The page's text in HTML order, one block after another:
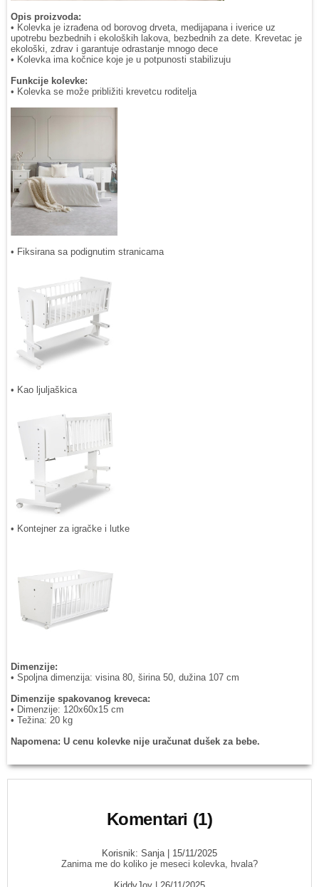
Opis proizvoda:
• Kolevka je izrađena od borovog drveta, medijapana i iverice uz
upotrebu bezbednih i ekoloških lakova, bezbednih za dete. Krevetac je
ekološki, zdrav i garantuje odrastanje mnogo dece
• Kolevka ima kočnice koje je u potpunosti stabilizuju
Funkcije kolevke:
• Kolevka se može približiti krevetcu roditelja
• Fiksirana sa podignutim stranicama
• Kao ljuljaškica
• Kontejner za igračke i lutke
Dimenzije:
• Spoljna dimenzija: visina 80, širina 50, dužina 107 cm
Dimenzije spakovanog kreveca:
• Dimenzije: 120x60x15 cm
• Težina: 20 kg
Napomena: U cenu kolevke nije uračunat dušek za bebe.
Komentari (1)
Korisnik: Sanja| 15/11/2025
Zanima me do koliko je meseci kolevka, hvala?